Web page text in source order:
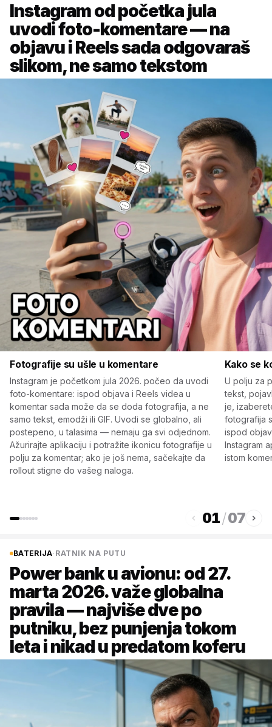
Instagram od početka jula
uvodi foto-komentare — na
objavu i Reels sada odgovaraš
slikom, ne samo tekstom
Fotografije su ušle u komentare
Instagram je početkom jula 2026. počeo da uvodi
foto-komentare: ispod objava i Reels videa u
komentar sada može da se doda fotografija, a ne
samo tekst, emodži ili GIF. Uvodi se globalno, ali
postepeno, u talasima — nemaju ga svi odjednom.
Ažurirajte aplikaciju i potražite ikonicu fotografije u
polju za komentar; ako je još nema, sačekajte da
rollout stigne do vašeg naloga.
Kako se
U polju za
tekst,
je,
fotografija
ispod
Instagram
istom
01/07
BATERIJA· RATNIK NA PUTU
Power bank u avionu: od 27.
marta 2026. važe globalna
pravila — najviše dve po
putniku, bez punjenja tokom
leta i nikad u predatom koferu